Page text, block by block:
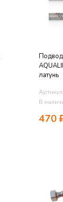
латунь
Артикул:
В
470